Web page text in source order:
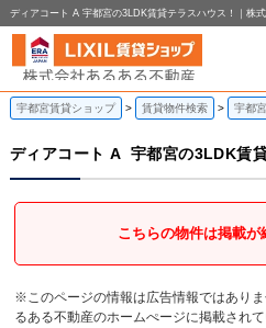
ディアコート A 宇都宮の3LDK賃貸テラスハウス！｜株
宇都宮賃貸ショップ 賃貸物件検索 宇都
ディアコート A 宇都宮の3LDK賃
こちらの物件は掲載が
※このページの情報は広告情報ではあり
るある不動産のホームぺージに掲載され